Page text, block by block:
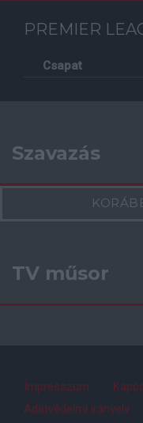
PREMIER
Csapat
Szavazás
TV műsor
Impresszum
Adatvédelmi irányelv